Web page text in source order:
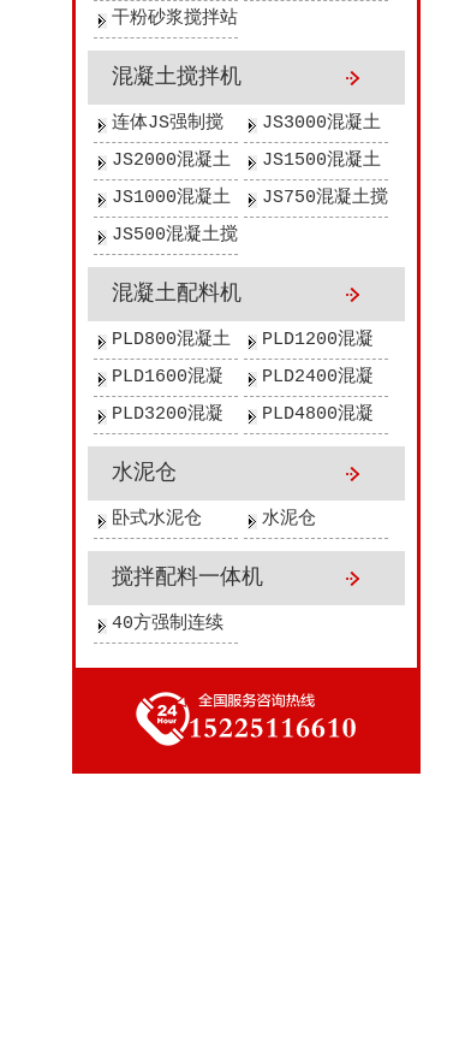
吨）
（年产20万
吨）
干粉砂浆搅拌站
（年产10万
吨）
混凝土搅拌机
连体JS强制搅
拌机
JS3000混凝土
搅拌机
JS2000混凝土
搅拌机
JS1500混凝土
搅拌机
JS1000混凝土
搅拌机
JS750混凝土搅
JS500混凝土搅
拌机
混凝土配料机
PLD800混凝土
配料机
PLD1200混凝
土配料机
PLD1600混凝
土配料机
PLD2400混凝
土配料机
PLD3200混凝
土配料机
PLD4800混凝
土配料机
水泥仓
卧式水泥仓 水泥仓
搅拌配料一体机
40方强制连续